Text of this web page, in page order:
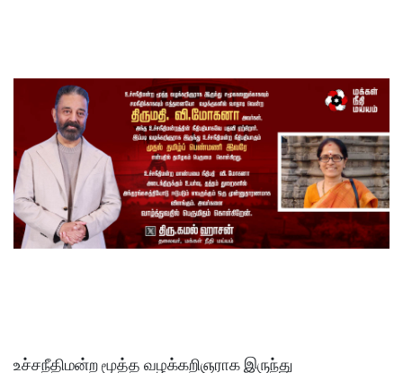
உச்சநீதிமன்ற மூத்த வழக்கறிஞராக இருந்து